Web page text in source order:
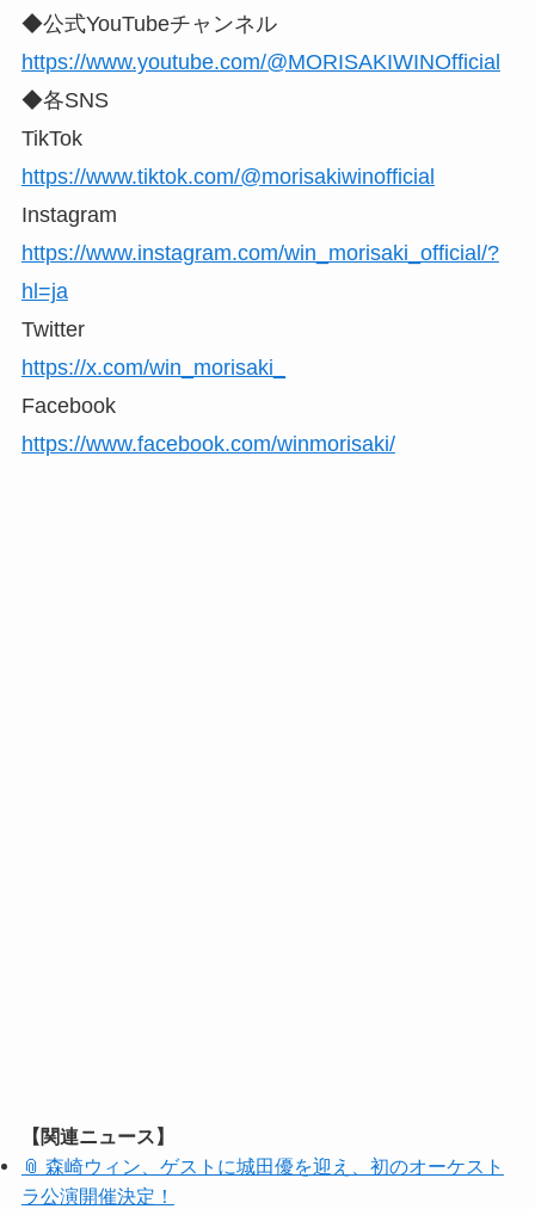
◆公式YouTubeチャンネル
https://www.youtube.com/@MORISAKIWINOfficial
◆各SNS
TikTok
https://www.tiktok.com/@morisakiwinofficial
Instagram
https://www.instagram.com/win_morisaki_official/?
hl=ja
Twitter
https://x.com/win_morisaki_
Facebook
https://www.facebook.com/winmorisaki/
【関連ニュース】
📎 森崎ウィン、ゲストに城田優を迎え、初のオーケスト
ラ公演開催決定！